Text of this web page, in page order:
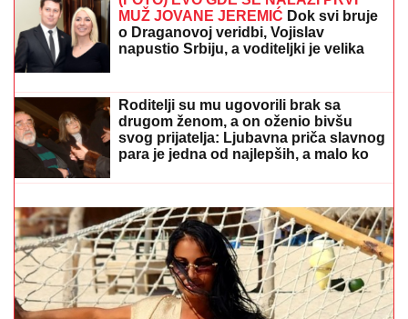
GINISOVAKNjIGA REKORDA: Najveći
vatromet u istoriji izveden 4. jula u
Vašingtonu
DVOJICA RADNIKA POVREĐENA U FABRICI
Incident u Kikindi: Jedan hitno prevezen u Novi Sad